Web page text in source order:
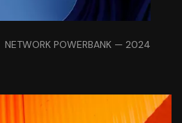
NETWORK POWERBANK — 2024